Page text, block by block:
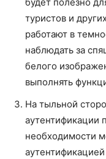
будет полезно
туристов и
работают в
наблюдать за
белого
выполнять
На тыльной
аутентификации
необходимости